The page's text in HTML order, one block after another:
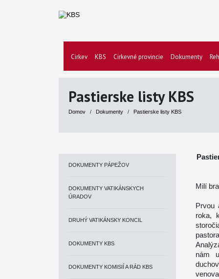
Cirkev KBS Cirkevné provincie Dokumenty
Pastierske listy KBS
Domov / Dokumenty / Pastierske listy KBS
DOKUMENTY PÁPEŽOV
DOKUMENTY VATIKÁNSKYCH
ÚRADOV
DRUHÝ VATIKÁNSKY KONCIL
DOKUMENTY KBS
DOKUMENTY KOMISIÍ A RÁD KBS
Milí
Prvou
roka,
nám